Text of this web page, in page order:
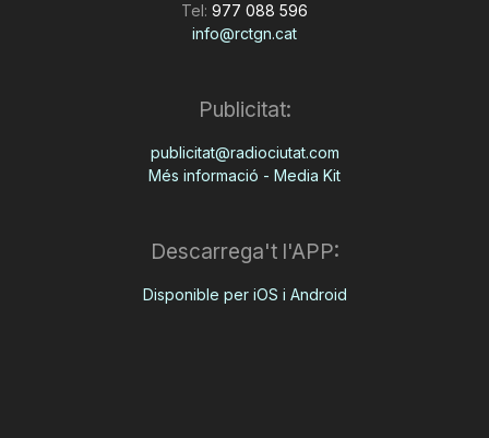
Tel: 977 088 596
info@rctgn.cat
Publicitat:
publicitat@radiociutat.com
Més informació - Media Kit
Descarrega't l'APP:
Disponible per iOS i Android